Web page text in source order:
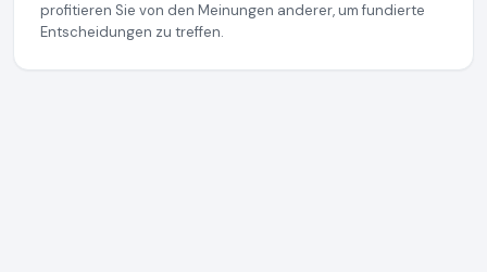
profitieren Sie von den Meinungen anderer, um fundierte
Entscheidungen zu treffen.